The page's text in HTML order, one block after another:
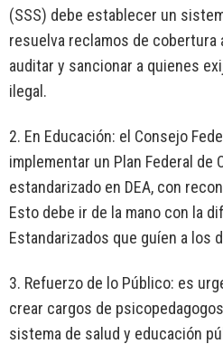
(SSS) debe establecer un
resuelva reclamos de cobertura
auditar y sancionar a quienes
ilegal.
2. En Educación: el Consejo
implementar un Plan Federal de
estandarizado en DEA, con
Esto debe ir de la mano con la
Estandarizados que guíen a los
3. Refuerzo de lo Público: es
crear cargos de
sistema de salud y educación